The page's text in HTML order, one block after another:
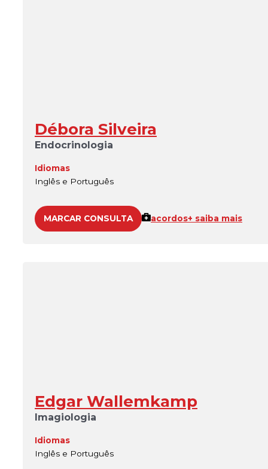
Débora Silveira
Endocrinologia
Idiomas
Inglês e Português
MARCAR CONSULTA acordos+ saiba mais
Edgar Wallemkamp
Imagiologia
Idiomas
Inglês e Português